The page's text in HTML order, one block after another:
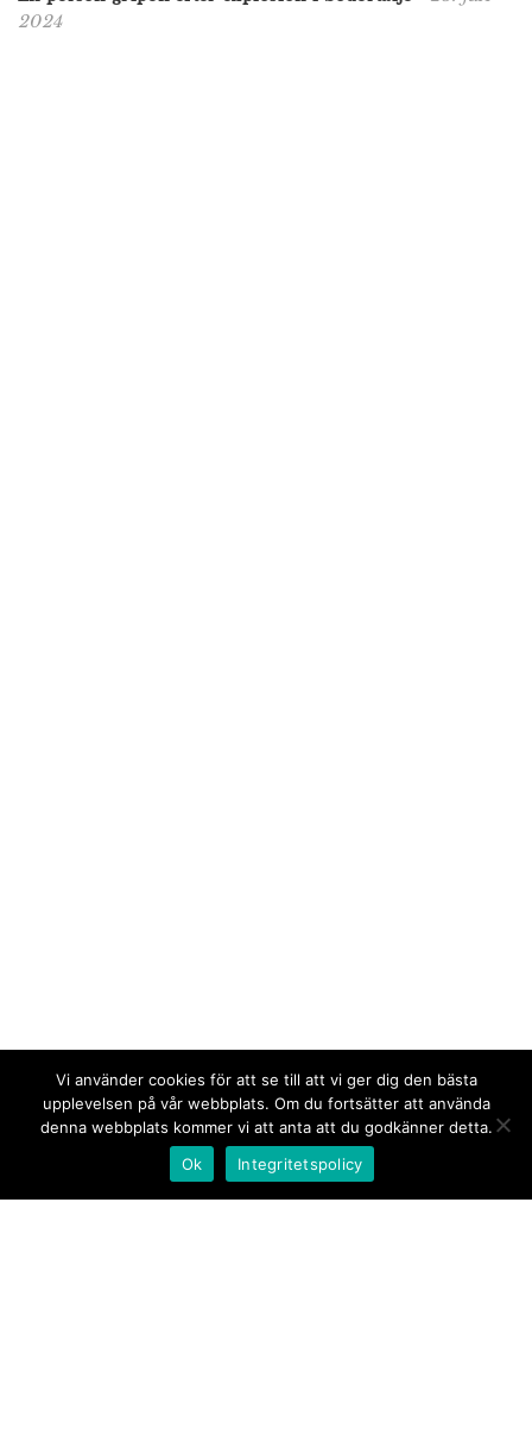
2024
Vi använder cookies för att se till att vi ger dig den bästa
upplevelsen på vår webbplats. Om du fortsätter att använda
denna webbplats kommer vi att anta att du godkänner detta.
Ok
Integritetspolicy